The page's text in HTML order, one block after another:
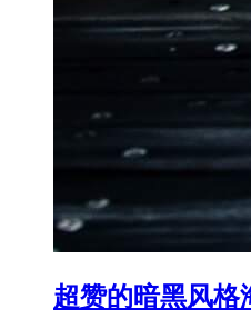
超赞的暗黑风格